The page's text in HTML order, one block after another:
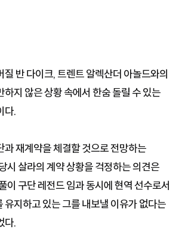
질 반 다이크, 트렌트 알렉산더 아놀드와의
하지 않은 상황 속에서 한숨 돌릴 수 있는
다.
과 재계약을 체결할 것으로 전망하는
시 살라의 계약 상황을 걱정하는 의견은
이 구단 레전드 임과 동시에 현역 선수로서
유지하고 있는 그를 내보낼 이유가 없다는
다.